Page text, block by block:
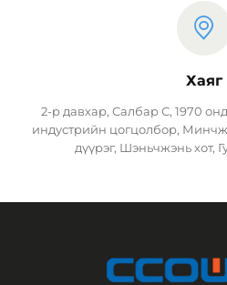
Хаяг
2-р давхар, Салбар С, 1970
индустрийн цогцолбор,
дүүрэг, Шэньчжэнь хот,